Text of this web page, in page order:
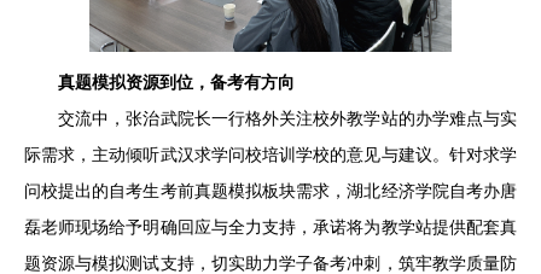
真题模拟资源到位，备考有方向
交流中，张治武院长一行格外关注校外教学站的办学难点与实
际需求，主动倾听武汉求学问校培训学校的意见与建议。针对求学
问校提出的自考生考前真题模拟板块需求，湖北经济学院自考办唐
磊老师现场给予明确回应与全力支持，承诺将为教学站提供配套真
题资源与模拟测试支持，切实助力学子备考冲刺，筑牢教学质量防